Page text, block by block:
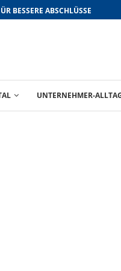
BESSERE ABSCHLÜSSE
UNTERNEHMER-